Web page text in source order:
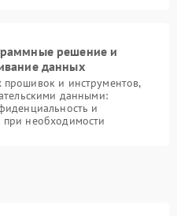
решение и
данных
и инструментов,
данными:
и
необходимости